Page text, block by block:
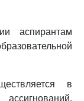
аспирантам
в